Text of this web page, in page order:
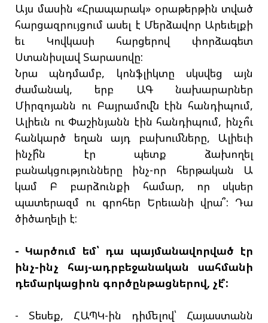
Այս մասին «Հրապարակ» օրաթերթին տված
հարցազրույցում ասել է Մերձավոր Արեւելքի
եւ Կովկասի հարցերով փորձագետ
Ստանիսլավ Տարասովը:
Նրա պնդմամբ, կոնֆլիկտը սկսվեց այն
ժամանակ, երբ ԱԳ նախարարներ
Միրզոյանն ու Բայրամովն էին հանդիպում,
Ալիեւն ու Փաշինյանն էին հանդիպում, ինչո՞ւ
հանկարծ եղան այդ բախումները, Ալիեւի
ինչի՞ն էր պետք ձախողել
բանակցությունները ինչ-որ հերթական Ա
կամ Բ բարձունքի համար, որ սկսեր
պատերազմ ու գրոհեր Երեւանի վրա՞: Դա
ծիծաղելի է:
- Կարծում եմ՝ դա պայմանավորված էր
ինչ-ինչ հայ-ադրբեջանական սահմանի
դեմարկացիոն գործընթացներով, չէ՞:
- Տեսեք, ՀԱՊԿ-ին դիմելով՝ Հայաստանն